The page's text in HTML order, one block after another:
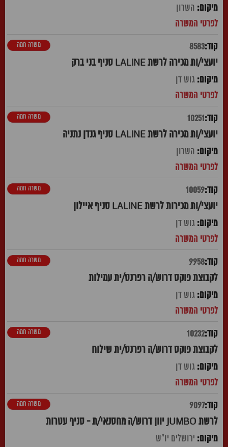
השרון
8583
יועצי/ות מכירה לרשת LALINE סניף בני ברק
משרה חמה
גוש דן
10251
יועצי/ות מכירה לרשת LALINE סניף גנדן נתניה
משרה חמה
השרון
10059
יועצי/ות מכירות לרשת LALINE סניף איילון
משרה חמה
גוש דן
9958
לקבוצת פוקס דרוש/ה רפרנט/ית עמילות
משרה חמה
גוש דן
10232
לקבוצת פוקס דרוש/ה רפרנט/ית שילוח
משרה חמה
גוש דן
9097
לרשת JUMBO יוון דרוש/ה מחסנאי/ת - סניף עטרות
משרה חמה
ירושלים יו"ש